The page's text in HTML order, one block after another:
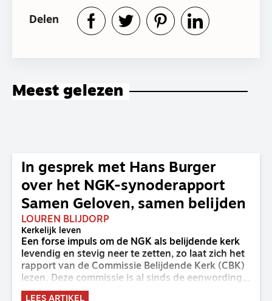
Delen
Meest gelezen
In gesprek met Hans Burger
over het NGK-synoderapport
Samen Geloven, samen belijden
LOUREN BLIJDORP
Kerkelijk leven
Een forse impuls om de NGK als belijdende kerk
levendig en stevig neer te zetten, zo laat zich het
rapport van de Commissie Belijdende Kerk (CBK)
lezen. Deze commissie is al sinds de eenwording
van de GKv en NGK actief en kreeg van de
LEES ARTIKEL